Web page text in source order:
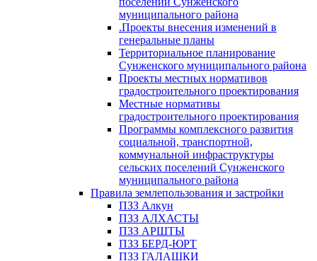
муниципального района
.Проекты внесения изменений в
генеральные планы
Территориальное планирование
Сунженского муниципального района
Проекты местных нормативов
градостроительного проектирования
Местные нормативы
градостроительного проектирования
Программы комплексного развития
социальной, транспортной,
коммунальной инфраструктуры
сельских поселений Сунженского
муниципального района
Правила землепользования и застройки
ПЗЗ Алкун
ПЗЗ АЛХАСТЫ
ПЗЗ АРШТЫ
ПЗЗ БЕРД-ЮРТ
ПЗЗ ГАЛАШКИ